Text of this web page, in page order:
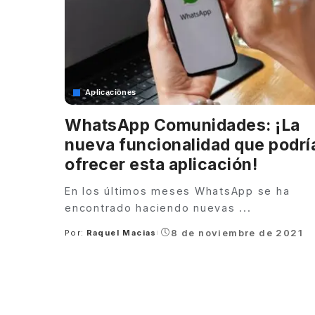
Aplicaciones
WhatsApp Comunidades: ¡La
nueva funcionalidad que
ofrecer esta aplicación!
En los últimos meses WhatsApp se ha
encontrado haciendo nuevas ...
Posted
Por: Raquel Macias 8 de noviembre de 2021